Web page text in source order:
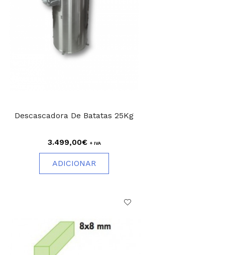
Descascadora De Batatas 25Kg
3.499,00€ + IVA
ADICIONAR